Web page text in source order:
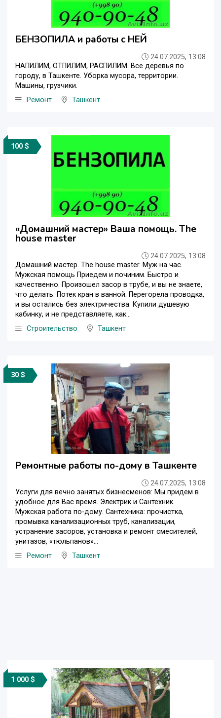
БЕНЗОПИЛА и работы с НЕЙ
24.07.2025, 13:08
НАПИЛИМ, ОТПИЛИМ, РАСПИЛИМ. Все деревья по
городу, в Ташкенте. Уборка мусора, территории.
Машины, грузчики.
Ремонт
Ташкент
100 $
«Домашний мастер» Ваша помощь. The
house master
24.07.2025, 13:08
Домашний мастер. The house master. Муж на час.
Мужская помощь Приедем и починим. Быстро и
качественно. Произошел засор в трубе, и вы не знаете,
что делать. Потек кран в ванной. Перегорела проводка,
и вы остались без электричества. Купили душевую
кабинку, и не представляете, как...
Строительство
Ташкент
30 $
Ремонтные работы по-дому в Ташкенте
24.07.2025, 13:08
Услуги для вечно занятых бизнесменов: Мы придем в
удобное для Вас время. Электрик и Сантехник.
Мужская работа по-дому. Сантехника: прочистка,
промывка канализационных труб, канализации,
устранение засоров, установка и ремонт смесителей,
унитазов, «тюльпанов»...
Ремонт
Ташкент
1 000 $